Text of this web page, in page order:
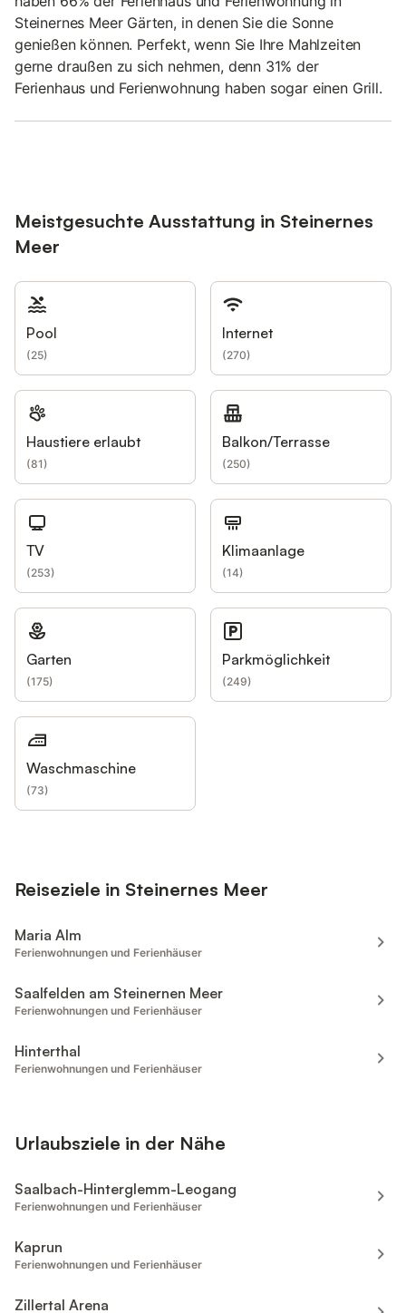
Steinernes Meer Gärten, in denen Sie die Sonne
genießen können. Perfekt, wenn Sie Ihre Mahlzeiten
gerne draußen zu sich nehmen, denn 31% der
Ferienhaus und Ferienwohnung haben sogar einen Grill.
Meistgesuchte Ausstattung in Steinernes
Meer
Pool
(25)
Internet
(270)
Haustiere erlaubt
(81)
Balkon/Terrasse
(250)
TV
(253)
Klimaanlage
(14)
Garten
(175)
Parkmöglichkeit
(249)
Waschmaschine
(73)
Reiseziele in Steinernes Meer
Maria Alm
Ferienwohnungen und Ferienhäuser
Saalfelden am Steinernen Meer
Ferienwohnungen und Ferienhäuser
Hinterthal
Ferienwohnungen und Ferienhäuser
Urlaubsziele in der Nähe
Saalbach-Hinterglemm-Leogang
Ferienwohnungen und Ferienhäuser
Kaprun
Ferienwohnungen und Ferienhäuser
Zillertal Arena